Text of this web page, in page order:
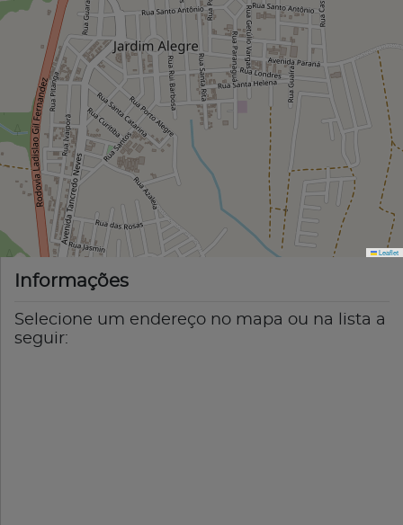
Leaflet
Informações
Selecione um endereço no mapa ou na lista a
seguir: